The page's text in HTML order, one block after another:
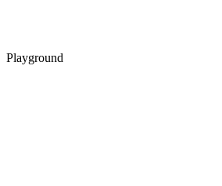
Playground